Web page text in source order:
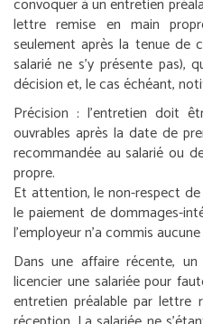
convoquer à un entretien
lettre remise en main
seulement après la tenue
salarié ne s’y présente pas),
décision et, le cas échéant,
Précision : l’entretien doit
ouvrables après la date de
recommandée au salarié ou
propre.
Et attention, le non-respect
le paiement de dommages-
l’employeur n’a commis
Dans une affaire récente,
licencier une salariée pour
entretien préalable par lettre